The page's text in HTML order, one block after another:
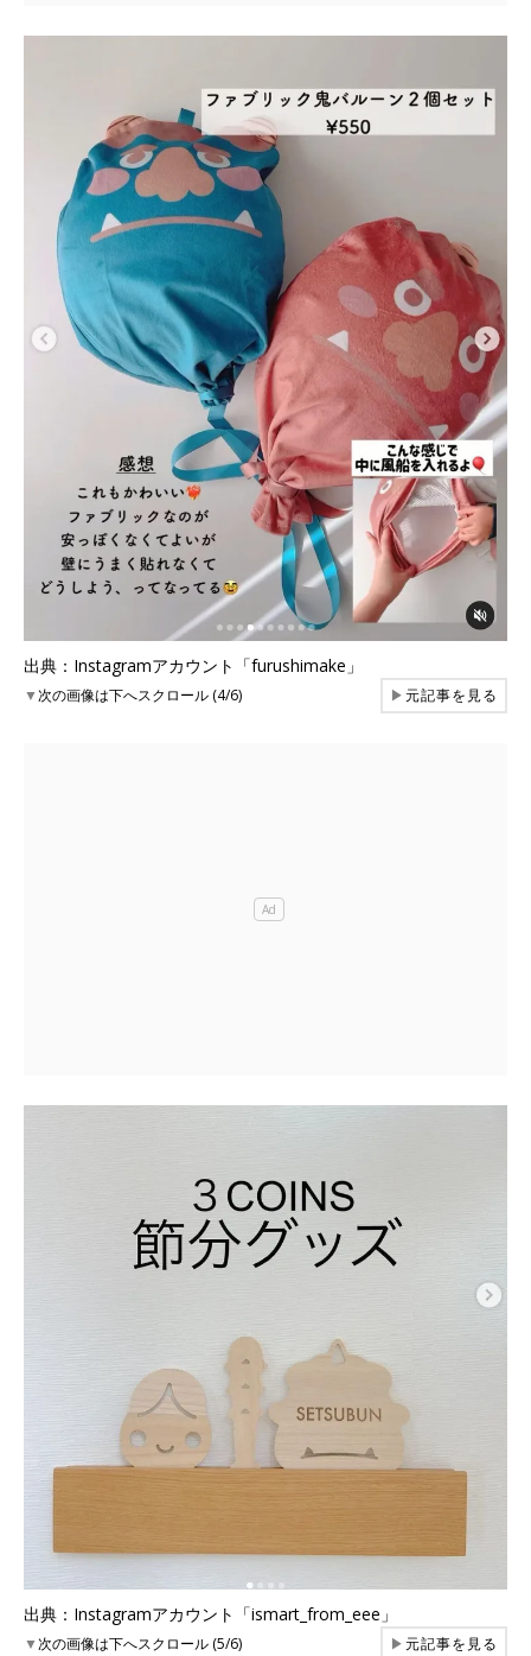
出典：Instagramアカウント「furushimake」
▼次の画像は下へスクロール (4/6) ▶元記事を見る
出典：Instagramアカウント「ismart_from_eee」
▼次の画像は下へスクロール (5/6) ▶元記事を見る